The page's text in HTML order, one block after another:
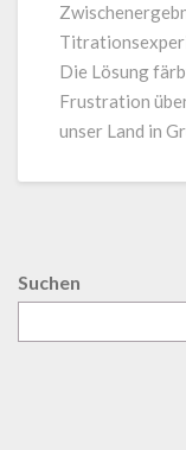
Die Lösung
Frustration
unser Land in
Suchen